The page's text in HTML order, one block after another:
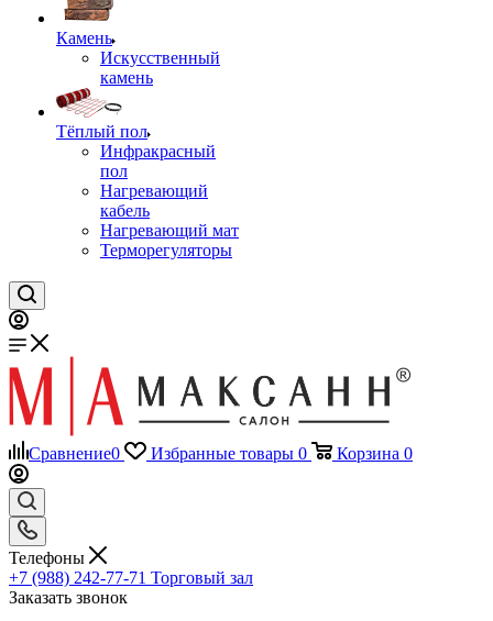
Камень
Искусственный
камень
Тёплый пол
Инфракрасный
пол
Нагревающий
кабель
Нагревающий мат
Терморегуляторы
Сравнение0 Избранные товары 0 Корзина 0
Телефоны
+7 (988) 242-77-71 Торговый зал
Заказать звонок